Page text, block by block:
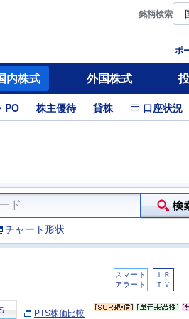
銘柄検索
ポ
内株式 外国株式
PO 株主優待 貸株 口座状況
チャート形状
スマート
アラート
ＩＲ
ＴＶ
PTS株価比較